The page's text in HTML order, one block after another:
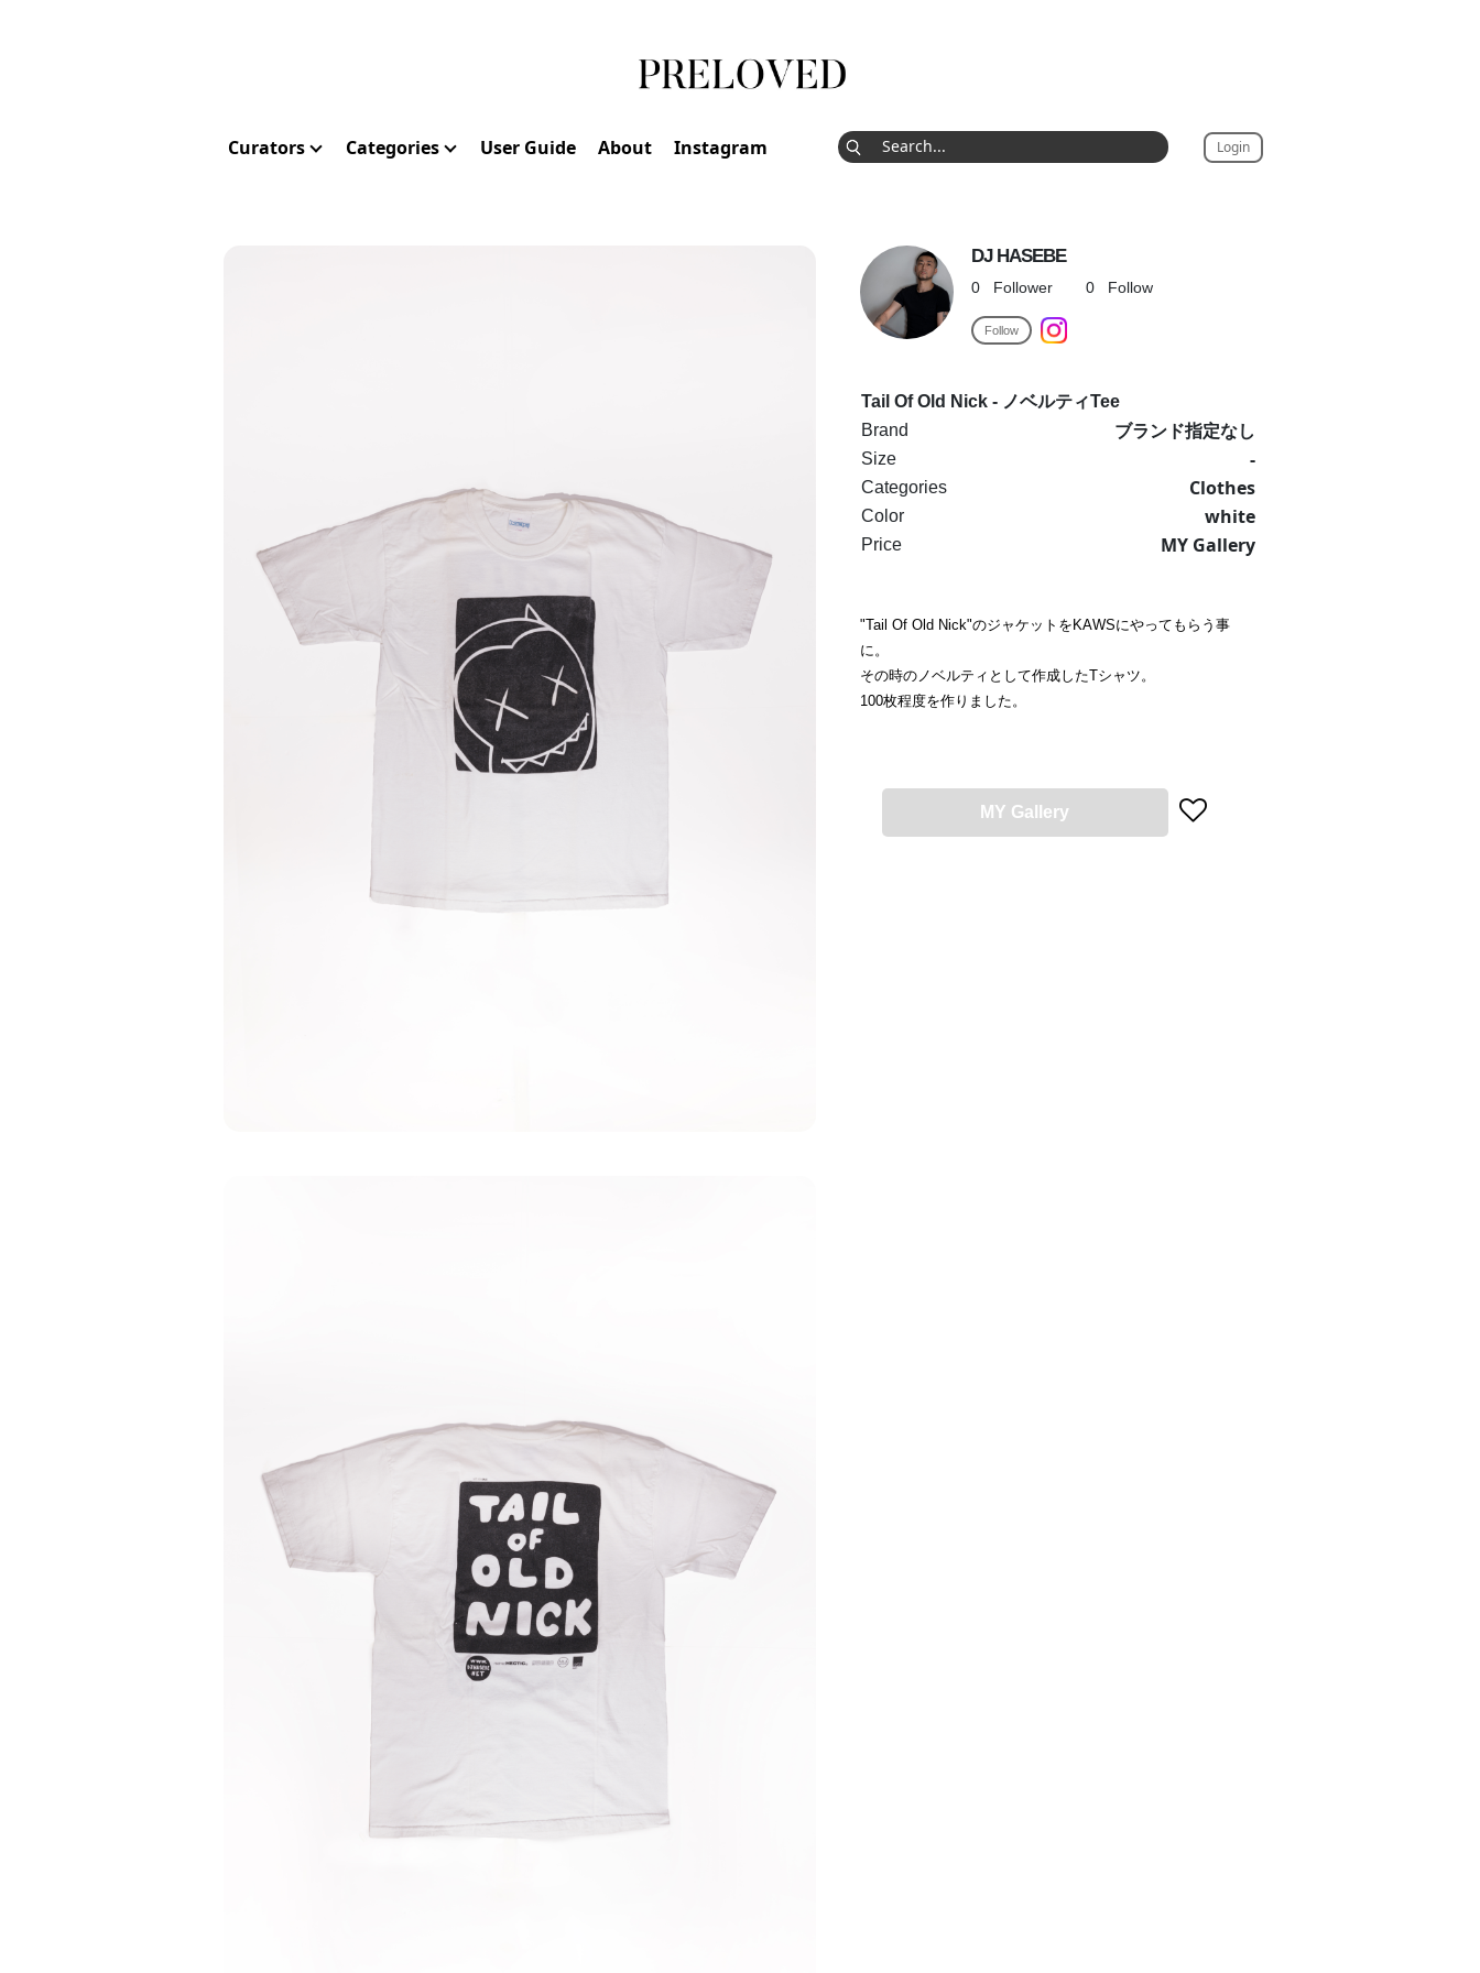
Curators Categories User Guide About Instagram Login
DJ HASEBE
0 Follower 0 Follow
Follow
Tail Of Old Nick - ノベルティTee
Brand
ブランド指定なし
Size -
Categories Clothes
Color white
Price MY Gallery
"Tail Of Old Nick"のジャケットをKAWSにやってもらう事
に。
その時のノベルティとして作成したTシャツ。
100枚程度を作りました。
MY Gallery